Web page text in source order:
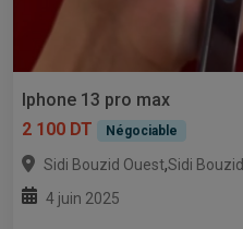
Iphone 13 pro max
2 100 DT
Négociable
Sidi Bouzid Ouest,Sidi Bouzid
4 juin 2025